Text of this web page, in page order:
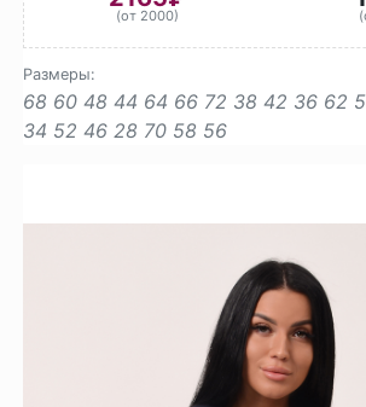
(от 2000)
Размеры:
68 60 48 44 64 66 72 38 42 36 62
34 52 46 28 70 58 56